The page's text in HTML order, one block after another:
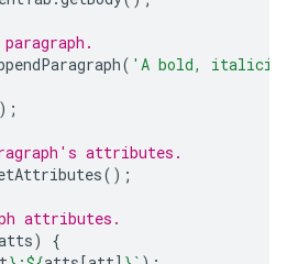
( 'A bold,
);
attributes.
();
attributes.
)
{